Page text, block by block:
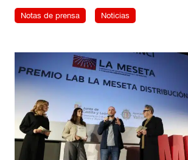
Notas de prensa Noticias